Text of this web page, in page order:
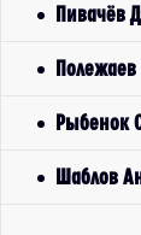
Пивачёв
Рыбенок
Шаблов